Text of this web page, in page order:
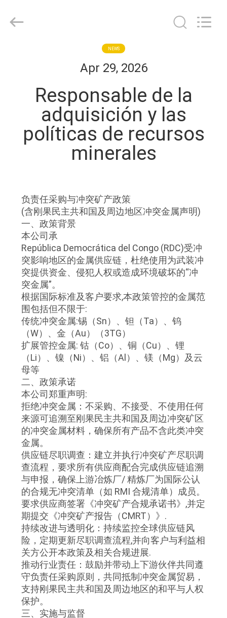
PRODUCTOS
SOBRE
NOSOTROS
FÁBRICA
CONTROL
CALIDAD
ÉNTRENOS
CONTACTO
CON
NOTICIAS
PIDA
UNA
CITA
MAPA
DEL
SITIO
PRIVACY
POLICY
Electronics
Co.,Ltd..
NEWS
Apr 29, 2026
Responsable de la
adquisición y las
políticas de recursos
minerales
负责任采购与冲突矿产政策
(含刚果民主共和国及周边地区冲突金属声明)
一、政策背景
本公司承
República Democrática del Congo (RDC)受冲
突影响地区的金属供应链，杜绝使用为武装冲
突提供资金、侵犯人权或造成环境破坏的“冲
突金属”。
根据国际标准及客户要求,本政策管控的金属范
围包括但不限于:
传统冲突金属:锡（Sn）、钽（Ta）、钨
（W）、金（Au）（3TG）
扩展管控金属: 钴（Co）、铜（Cu）、锂
（Li）、镍（Ni）、铝（Al）、镁（Mg）及云
母等
二、政策承诺
本公司郑重声明:
拒绝冲突金属：不采购、不接受、不使用任何
来源可追溯至刚果民主共和国及周边冲突矿区
的冲突金属材料，确保所有产品不含此类冲突
金属。
供应链尽职调查：建立并执行冲突矿产尽职调
查流程，要求所有供应商配合完成供应链追溯
与申报，确保上游冶炼厂/ 精炼厂为国际公认
的合规无冲突清单（如 RMI 合规清单）成员。
要求供应商签署《冲突矿产合规承诺书》,并定
期提交《冲突矿产报告（CMRT）》.
持续改进与透明化：持续监控全球供应链风
险，定期更新尽职调查流程,并向客户与利益相
关方公开本政策及相关合规进展.
推动行业责任：鼓励并带动上下游伙伴共同遵
守负责任采购原则，共同抵制冲突金属贸易，
支持刚果民主共和国及周边地区的和平与人权
保护。
三、实施与监督